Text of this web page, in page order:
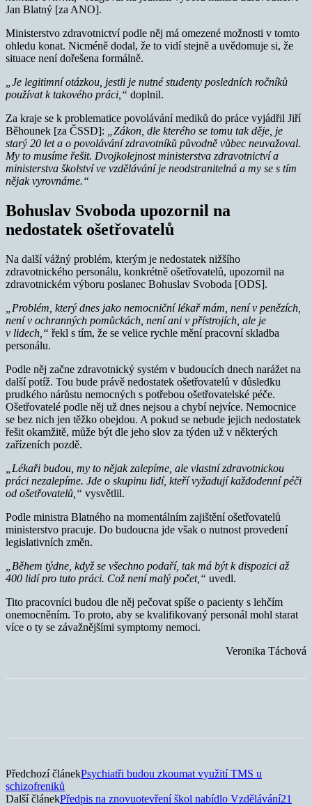
Jan Blatný [za ANO].
Ministerstvo zdravotnictví podle něj má omezené možnosti v tomto
ohledu konat. Nicméně dodal, že to vidí stejně a uvědomuje si, že
situace není dořešena formálně.
„Je legitimní otázkou, jestli je nutné studenty posledních ročníků
používat k takového práci,“ doplnil.
Za kraje se k problematice povolávání mediků do práce vyjádřil Jiří
Běhounek [za ČSSD]: „Zákon, dle kterého se tomu tak děje, je
starý 20 let a o povolávání zdravotníků původně vůbec neuvažoval.
My to musíme řešit. Dvojkolejnost ministerstva zdravotnictví a
ministerstva školství ve vzdělávání je neodstranitelná a my se s tím
nějak vyrovnáme.“
Bohuslav Svoboda upozornil na
nedostatek ošetřovatelů
Na další vážný problém, kterým je nedostatek nižšího
zdravotnického personálu, konkrétně ošetřovatelů, upozornil na
zdravotnickém výboru poslanec Bohuslav Svoboda [ODS].
„Problém, který dnes jako nemocniční lékař mám, není v penězích,
není v ochranných pomůckách, není ani v přístrojích, ale je
v lidech,“ řekl s tím, že se velice rychle mění pracovní skladba
personálu.
Podle něj začne zdravotnický systém v budoucích dnech narážet na
další potíž. Tou bude právě nedostatek ošetřovatelů v důsledku
prudkého nárůstu nemocných s potřebou ošetřovatelské péče.
Ošetřovatelé podle něj už dnes nejsou a chybí nejvíce. Nemocnice
se bez nich jen těžko obejdou. A pokud se nebude jejich nedostatek
řešit okamžitě, může být dle jeho slov za týden už v některých
zařízeních pozdě.
„Lékaři budou, my to nějak zalepíme, ale vlastní zdravotnickou
práci nezalepíme. Jde o skupinu lidí, kteří vyžadují každodenní péči
od ošetřovatelů,“ vysvětlil.
Podle ministra Blatného na momentálním zajištění ošetřovatelů
ministerstvo pracuje. Do budoucna jde však o nutnost provedení
legislativních změn.
„Během týdne, když se všechno podaří, tak má být k dispozici až
400 lidí pro tuto práci. Což není malý počet,“ uvedl.
Tito pracovníci budou dle něj pečovat spíše o pacienty s lehčím
onemocněním. To proto, aby se kvalifikovaný personál mohl starat
více o ty se závažnějšími symptomy nemoci.
Veronika Táchová
Předchozí článekPsychiatři budou zkoumat využití TMS u
schizofreniků
Další článekPředpis na znovuotevření škol nabídlo Vzdělávání21